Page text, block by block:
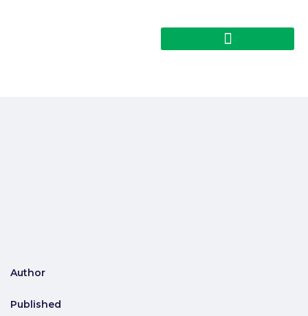
Author
Published